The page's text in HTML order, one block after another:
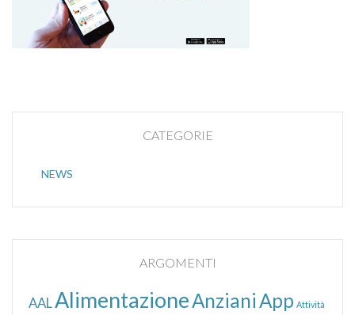
CATEGORIE
NEWS
ARGOMENTI
AALAlimentazioneAnzianiApp Attività